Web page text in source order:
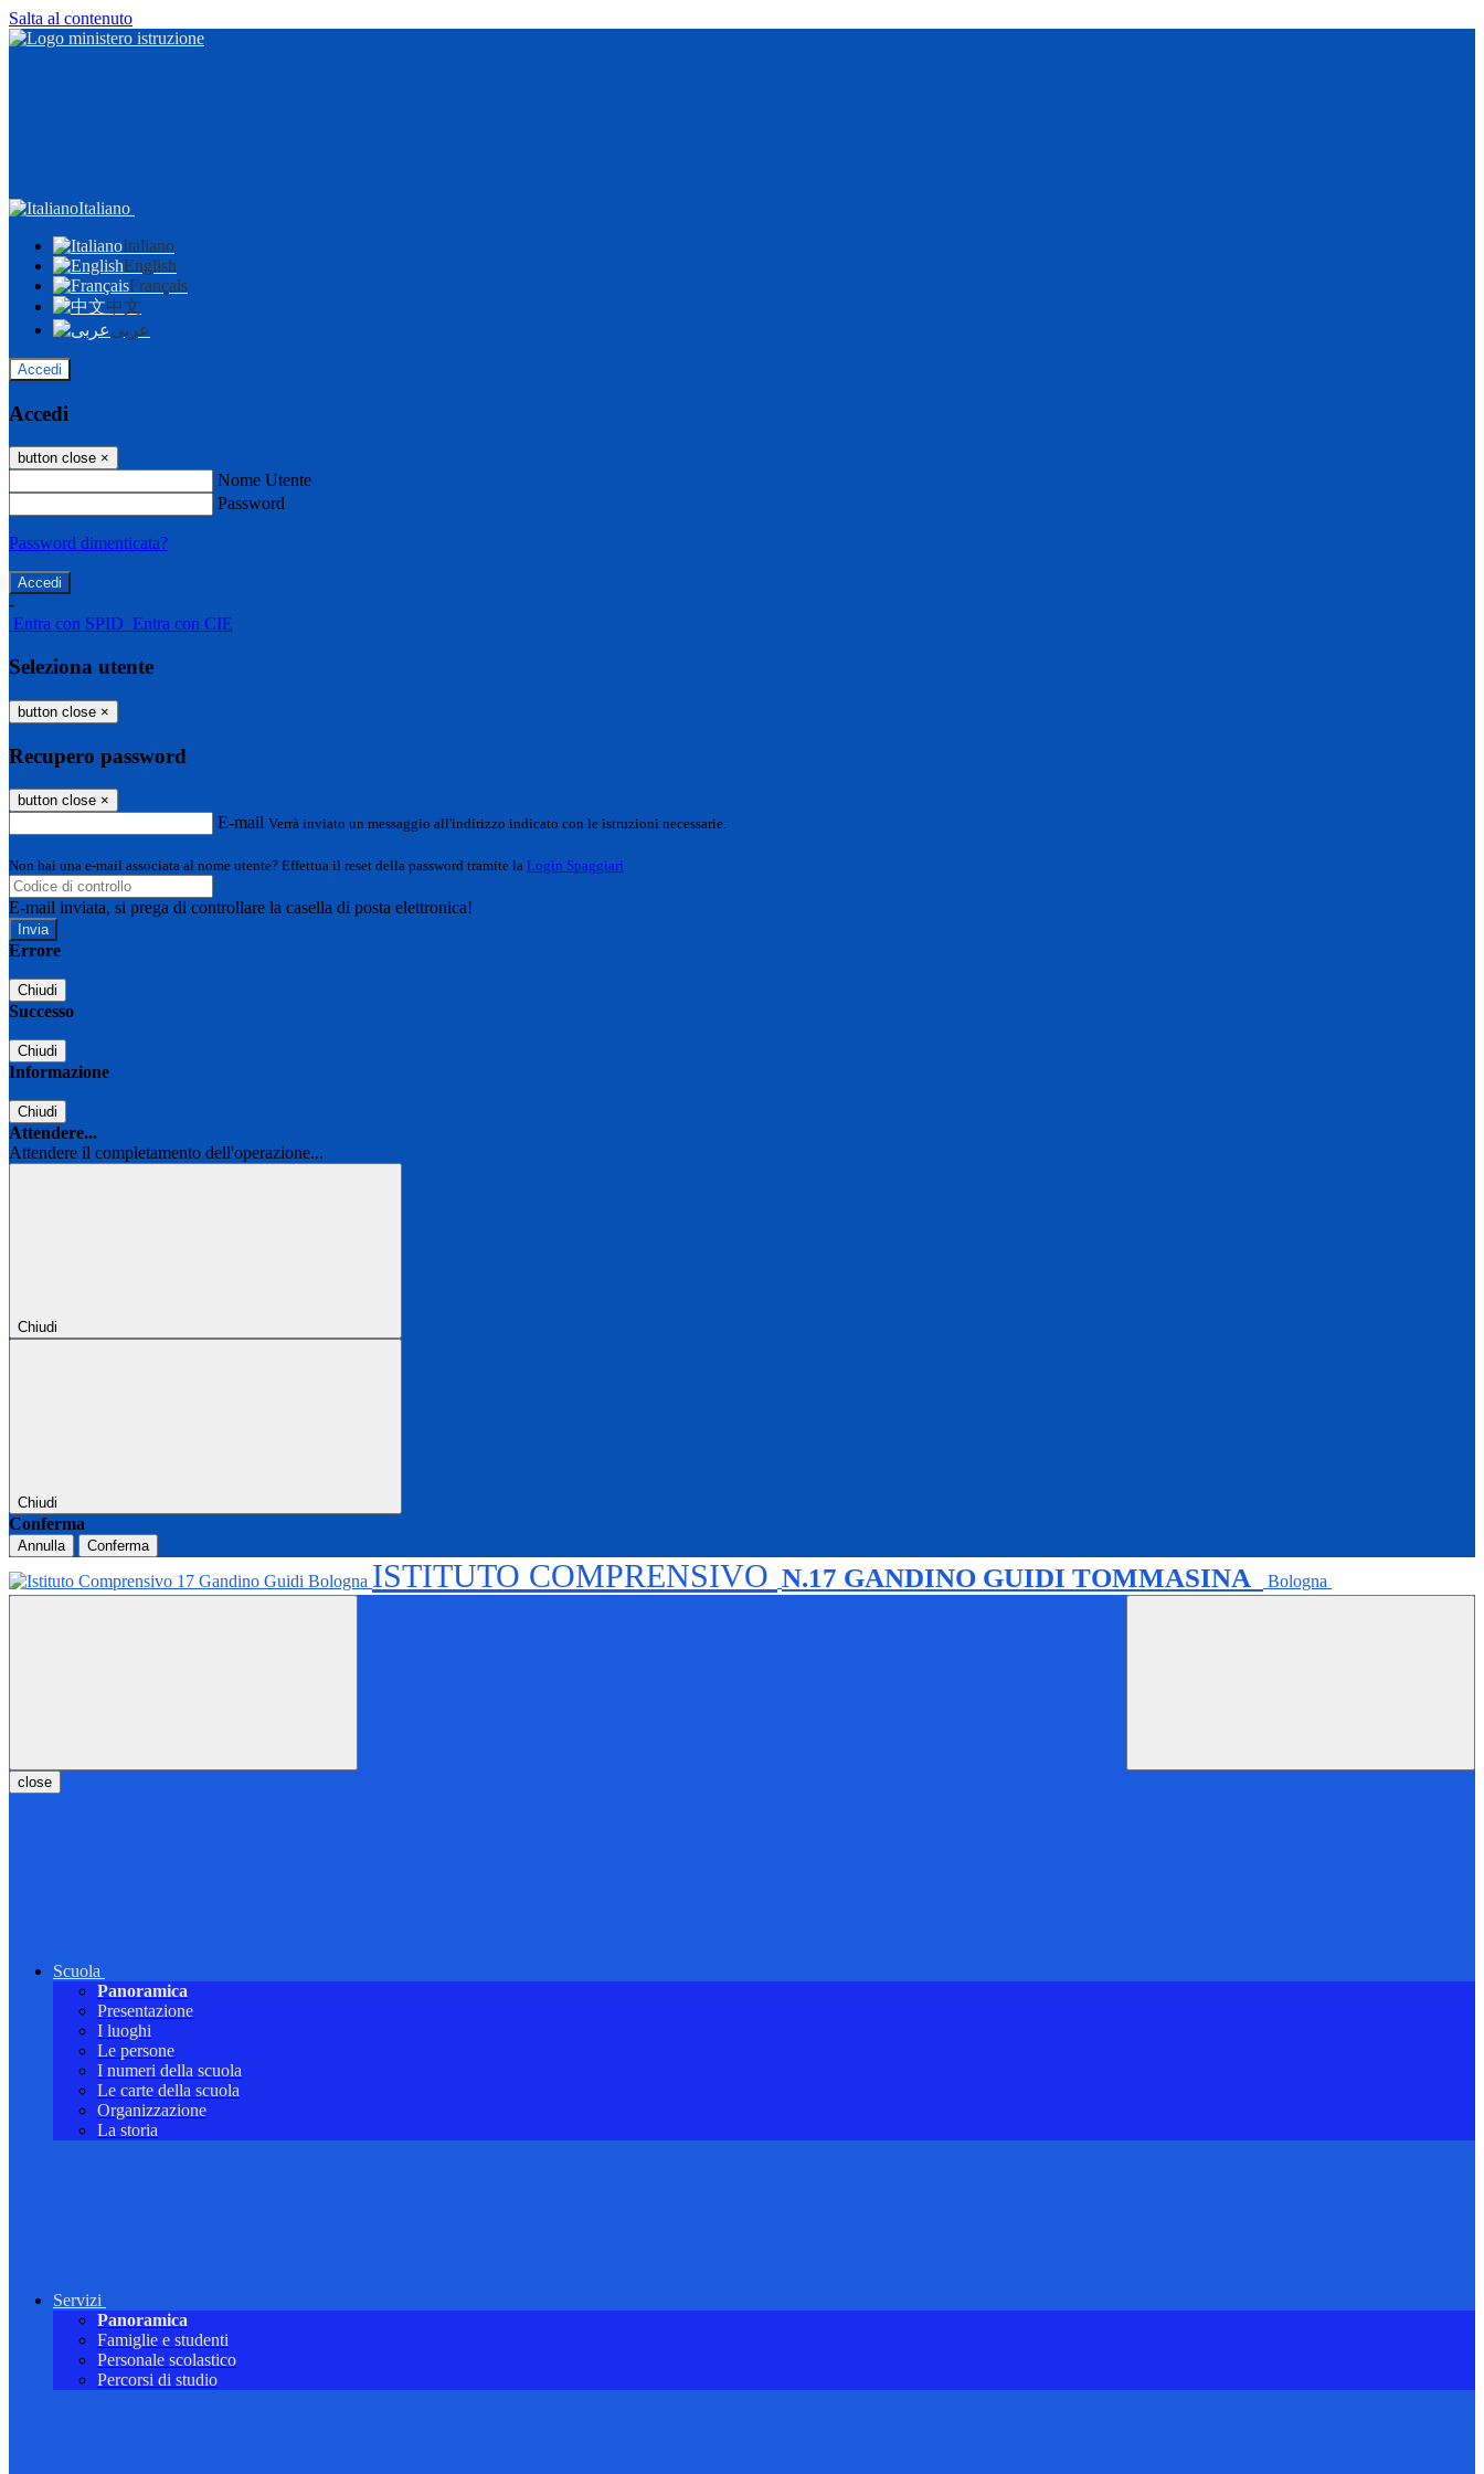
Salta al contenuto
Italiano
Italiano
English
Français
中文
عربى
Accedi
Accedi
button close ×
Nome Utente
Password
Password dimenticata?
-
Entra con SPID Entra con CIE
Seleziona utente
button close ×
Recupero password
button close ×
E-mail Verrà inviato un messaggio all'indirizzo indicato con le istruzioni necessarie.
Non hai una e-mail associata al nome utente? Effettua il reset della password tramite la Login Spaggiari
E-mail inviata, si prega di controllare la casella di posta elettronica!
Errore
Chiudi
Successo
Chiudi
Informazione
Chiudi
Attendere...
Attendere il completamento dell'operazione...
Chiudi
Chiudi
Conferma
Annulla Conferma
ISTITUTO COMPRENSIVO N.17 GANDINO GUIDI TOMMASINA Bologna
close
Scuola
Panoramica
Presentazione
I luoghi
Le persone
I numeri della scuola
Le carte della scuola
Organizzazione
La storia
Servizi
Panoramica
Famiglie e studenti
Personale scolastico
Percorsi di studio